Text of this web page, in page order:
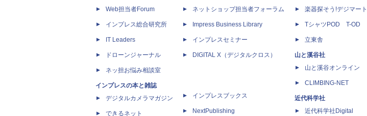
Web担当者Forum
インプレス総合研究所
IT Leaders
ドローンジャーナル
ネッ担お悩み相談室
インプレスの本と雑誌
デジタルカメラマガジン
できるネット
ネットショップ担当者フォーラム
Impress Business Library
インプレスセミナー
DIGITAL X（デジタルクロス）
インプレスブックス
NextPublishing
楽器探そう!デジマート
TシャツPOD T-OD
立東舎
山と溪谷社
山と溪谷オンライン
CLIMBING-NET
近代科学社
近代科学社Digital